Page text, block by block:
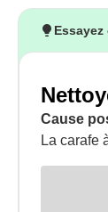
Cause
La carafe